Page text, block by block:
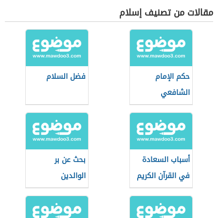
مقالات من تصنيف إسلام
حكم الإمام
الشافعي
فضل السلام
أسباب السعادة
في القرآن الكريم
بحث عن بر
الوالدين